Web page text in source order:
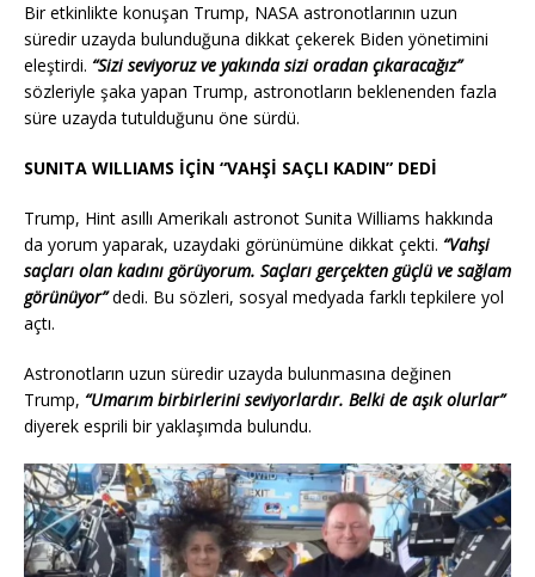
Bir etkinlikte konuşan Trump, NASA astronotlarının uzun
süredir uzayda bulunduğuna dikkat çekerek Biden yönetimini
eleştirdi. “Sizi seviyoruz ve yakında sizi oradan çıkaracağız”
sözleriyle şaka yapan Trump, astronotların beklenenden fazla
süre uzayda tutulduğunu öne sürdü.
SUNITA WILLIAMS İÇİN “VAHŞİ SAÇLI KADIN” DEDİ
Trump, Hint asıllı Amerikalı astronot Sunita Williams hakkında
da yorum yaparak, uzaydaki görünümüne dikkat çekti. “Vahşi
saçları olan kadını görüyorum. Saçları gerçekten güçlü ve sağlam
görünüyor”dedi. Bu sözleri, sosyal medyada farklı tepkilere yol
açtı.
Astronotların uzun süredir uzayda bulunmasına değinen
Trump, “Umarım birbirlerini seviyorlardır. Belki de aşık olurlar”
diyerek esprili bir yaklaşımda bulundu.